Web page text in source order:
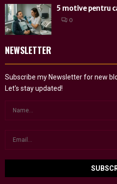
5 motive pentru
0
NEWSLETTER
Subscribe my Newsletter for new
Let's stay updated!